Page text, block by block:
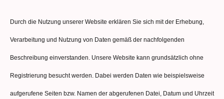
Durch die Nutzung unserer Website erklären Sie sich mit der Erhebung,
Verarbeitung und Nutzung von Daten gemäß der nachfolgenden
Beschreibung einverstanden. Unsere Website kann grundsätzlich ohne
Registrierung besucht werden. Dabei werden Daten wie beispielsweise
aufgerufene Seiten bzw. Namen der abgerufenen Datei, Datum und Uhrzeit